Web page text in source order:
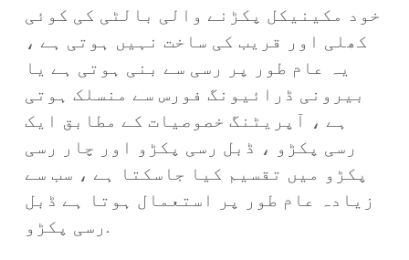
خود مکینیکل پکڑنے والی بالٹی کی کوئی
کھلی اور قریب کی ساخت نہیں ہوتی ہے ،
یہ عام طور پر رسی سے بنی ہوتی ہے یا
بیرونی ڈرائیونگ فورس سے منسلک ہوتی
ہے ، آپریٹنگ خصوصیات کے مطابق ایک
رسی پکڑو ، ڈبل رسی پکڑو اور چار رسی
پکڑو میں تقسیم کیا جاسکتا ہے ، سب سے
زیادہ عام طور پر استعمال ہوتا ہے ڈبل
رسی پکڑو.